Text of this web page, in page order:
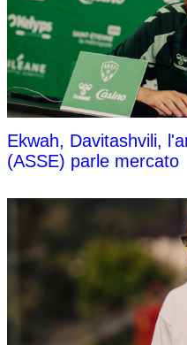
Ekwah, Davitashvili,
(ASSE) parle mercato